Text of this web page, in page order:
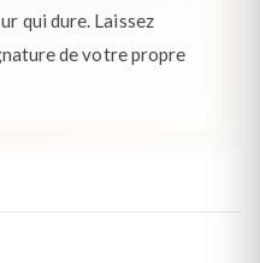
qui dure. Laissez
de votre propre